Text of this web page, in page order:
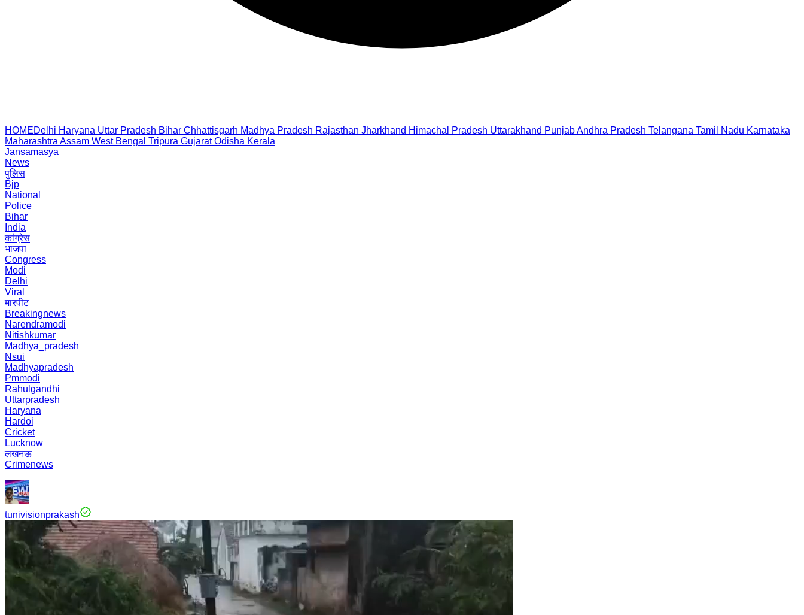
HOMEDelhi Haryana Uttar Pradesh Bihar Chhattisgarh Madhya Pradesh Rajasthan Jharkhand Himachal Pradesh Uttarakhand PunjabAndhra Pradesh Telangana Tamil Nadu Karnataka
Maharashtra Assam West Bengal Tripura Gujarat Odisha Kerala
Jansamasya
News
पुलिस
Bjp
National
Police
Bihar
India
कांग्रेस
भाजपा
Congress
Modi
Delhi
Viral
मारपीट
Breakingnews
Narendramodi
Nitishkumar
Madhya_pradesh
Nsui
Madhyapradesh
Pmmodi
Rahulgandhi
Uttarpradesh
Haryana
Hardoi
Cricket
Lucknow
लखनऊ
Crimenews
tunivisionprakash